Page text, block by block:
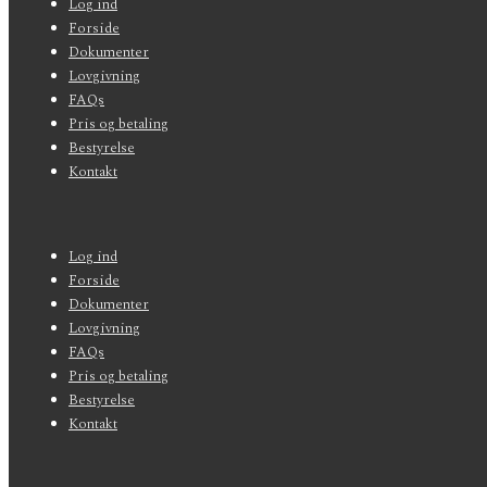
menu
Log ind
Forside
Dokumenter
Lovgivning
FAQs
Pris og betaling
Bestyrelse
Kontakt
Sidefods-
menu
Log ind
Forside
Dokumenter
Lovgivning
FAQs
Pris og betaling
Bestyrelse
Kontakt